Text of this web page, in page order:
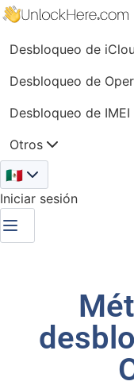
Desbloqueo de
Desbloqueo de
Desbloqueo de IMEI
Otros
🇲🇽
Iniciar sesión